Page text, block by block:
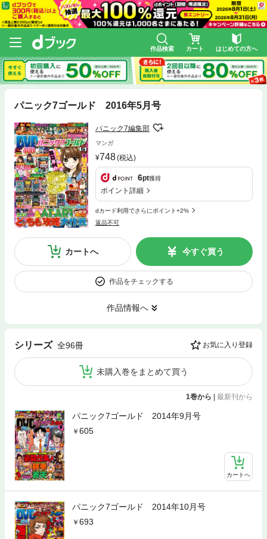
作品検索 カート はじめての方へ
パニック7ゴールド 2016年5月号
パニック7編集部
マンガ
748(税込)
6pt獲得
ポイント詳細
dカード利用でさらにポイント+2%
返品不可
カートへ 今すぐ買う
作品をチェックする
作品情報へ
シリーズ 全96冊 お気に入り登録
未購入巻をまとめて買う
1巻から | 最新刊から
パニック7ゴールド 2014年9月号
605
カートへ
パニック7ゴールド 2014年10月号
693